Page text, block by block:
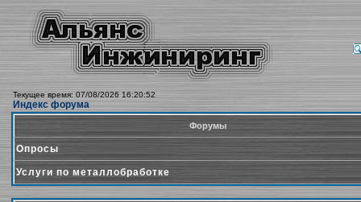
Текущее время: 07/08/2026 16:20:52
Индекс форума
Форумы
Опросы
Услуги по металлобработке